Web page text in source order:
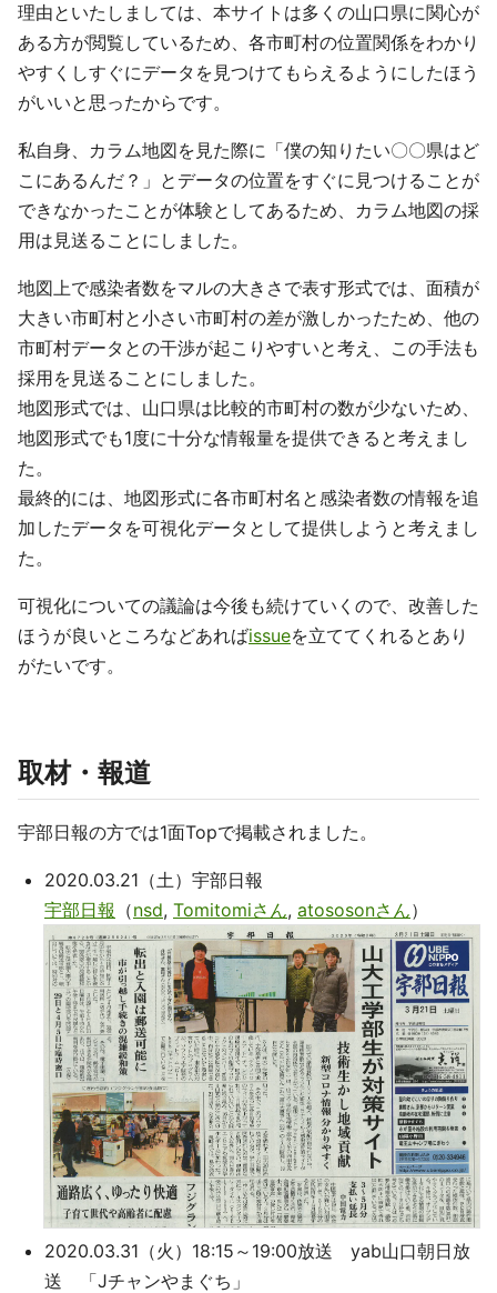
理由といたしましては、本サイトは多くの山口県に関心が
ある方が閲覧しているため、各市町村の位置関係をわかり
やすくしすぐにデータを見つけてもらえるようにしたほう
がいいと思ったからです。
私自身、カラム地図を見た際に「僕の知りたい〇〇県はど
こにあるんだ？」とデータの位置をすぐに見つけることが
できなかったことが体験としてあるため、カラム地図の採
用は見送ることにしました。
地図上で感染者数をマルの大きさで表す形式では、面積が
大きい市町村と小さい市町村の差が激しかったため、他の
市町村データとの干渉が起こりやすいと考え、この手法も
採用を見送ることにしました。
地図形式では、山口県は比較的市町村の数が少ないため、
地図形式でも1度に十分な情報量を提供できると考えまし
た。
最終的には、地図形式に各市町村名と感染者数の情報を追
加したデータを可視化データとして提供しようと考えまし
た。
可視化についての議論は今後も続けていくので、改善した
ほうが良いところなどあればissueを立ててくれるとあり
がたいです。
取材・報道
宇部日報の方では1面Topで掲載されました。
2020.03.21（土）宇部日報
宇部日報 （nsd, Tomitomiさん, atososonさん）
2020.03.31（火）18:15～19:00放送 yab山口朝日放
送 「Jチャンやまぐち」